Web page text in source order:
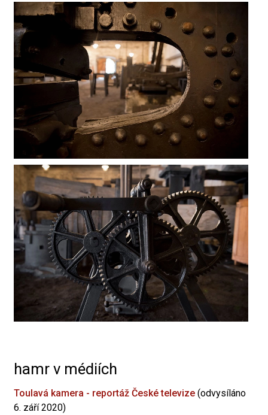
hamr v médiích
Toulavá kamera - reportáž České televize (odvysíláno
6. září 2020)